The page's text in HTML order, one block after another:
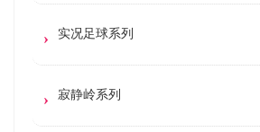
实况足球系列
寂静岭系列